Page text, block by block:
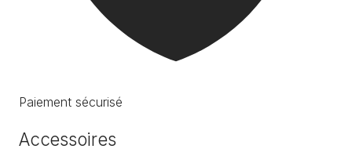
Paiement sécurisé
Accessoires